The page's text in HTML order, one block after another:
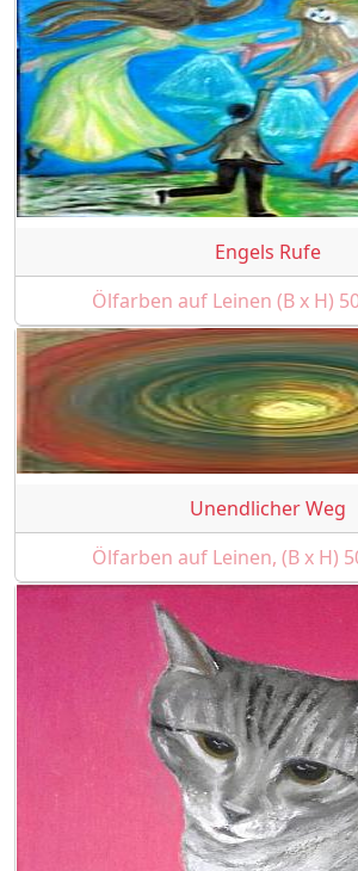
Engels Rufe
Ölfarben auf Leinen (B x H)
Unendlicher Weg
Ölfarben auf Leinen, (B x H)